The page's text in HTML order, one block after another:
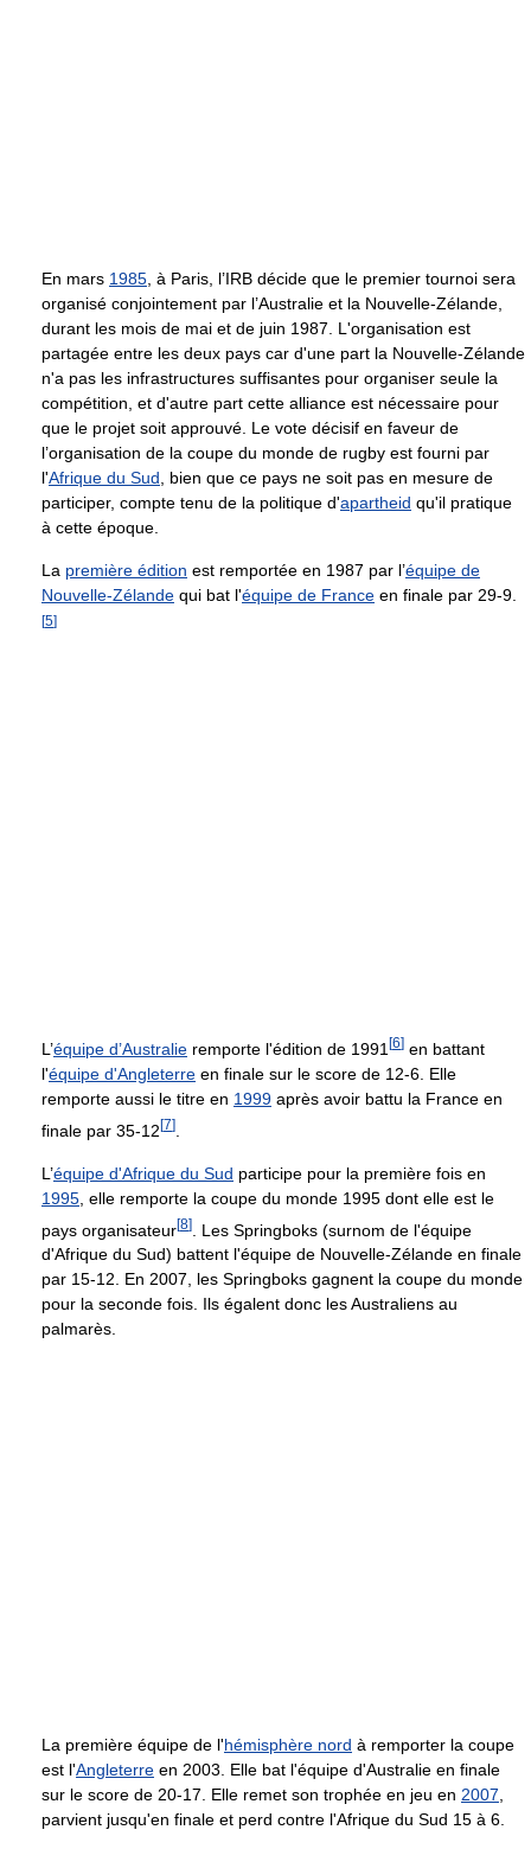
En mars 1985 , à Paris, l’IRB décide que le premier tournoi sera
organisé conjointement par l’Australie et la Nouvelle-Zélande,
durant les mois de mai et de juin 1987. L'organisation est
partagée entre les deux pays car d'une part la Nouvelle-Zélande
n'a pas les infrastructures suffisantes pour organiser seule la
compétition, et d'autre part cette alliance est nécessaire pour
que le projet soit approuvé. Le vote décisif en faveur de
l’organisation de la coupe du monde de rugby est fourni par
l'Afrique du Sud , bien que ce pays ne soit pas en mesure de
participer, compte tenu de la politique d'apartheid qu'il pratique
à cette époque.
La première édition est remportée en 1987 par l’équipe de
Nouvelle-Zélande qui bat l'équipe de France en finale par 29-9.
[5]
L’équipe d’Australie remporte l'édition de 1991 [6] en battant
l'équipe d'Angleterre en finale sur le score de 12-6. Elle
remporte aussi le titre en 1999 après avoir battu la France en
finale par 35-12[7]
L’équipe d'Afrique du Sud participe pour la première fois en
1995 , elle remporte la coupe du monde 1995 dont elle est le
pays organisateur[8]
. Les Springboks (surnom de l'équipe
d'Afrique du Sud) battent l'équipe de Nouvelle-Zélande en finale
par 15-12. En 2007, les Springboks gagnent la coupe du monde
pour la seconde fois. Ils égalent donc les Australiens au
palmarès.
La première équipe de l'hémisphère nord à remporter la coupe
est l'Angleterre en 2003. Elle bat l'équipe d'Australie en finale
sur le score de 20-17. Elle remet son trophée en jeu en 2007,
parvient jusqu'en finale et perd contre l'Afrique du Sud 15 à 6.